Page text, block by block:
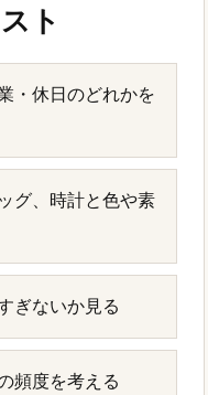
象を整えたい方にと
い候補です。身長ア
ネスでは「普通の革
イトでモデルごと
ズ交換の条件、在
記事の内容と照らし
自然になじむ一足を
りやすくなります。